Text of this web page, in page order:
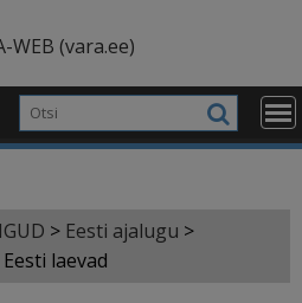
> Eesti ajalugu >
laevad